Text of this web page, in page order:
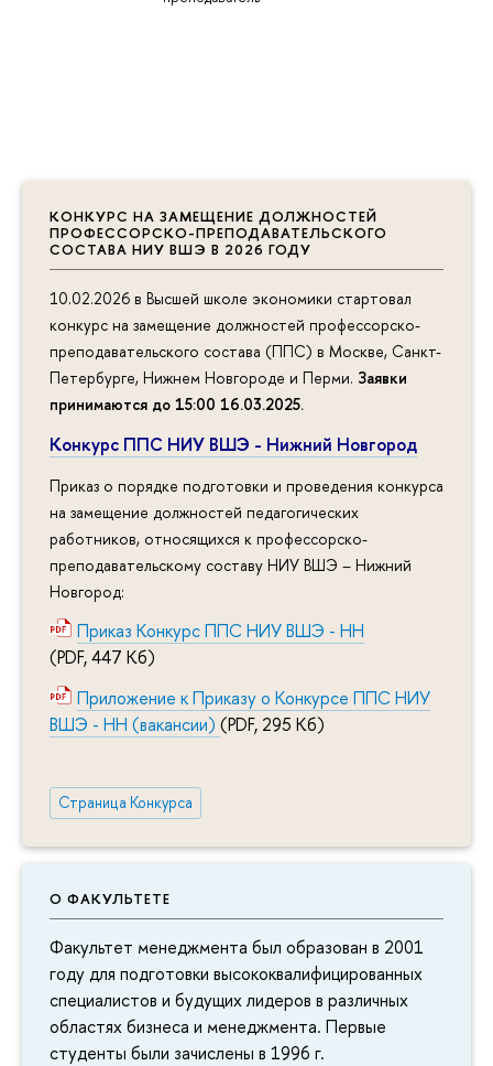
КОНКУРС НА ЗАМЕЩЕНИЕ ДОЛЖНОСТЕЙ
ПРОФЕССОРСКО-ПРЕПОДАВАТЕЛЬСКОГО
СОСТАВА НИУ ВШЭ В 2026 ГОДУ
10.02.2026 в Высшей школе экономики стартовал
конкурс на замещение должностей профессорско-
преподавательского состава (ППС) в Москве, Санкт-
Петербурге, Нижнем Новгороде и Перми. Заявки
принимаются до 15:00 16.03.2025.
Конкурс ППС НИУ ВШЭ - Нижний Новгород
Приказ о порядке подготовки и проведения конкурса
на замещение должностей педагогических
работников, относящихся к профессорско-
преподавательскому составу НИУ ВШЭ – Нижний
Новгород:
Приказ Конкурс ППС НИУ ВШЭ - НН
(PDF, 447 Кб)
Приложение к Приказу о Конкурсе ППС НИУ
ВШЭ - НН (вакансии) (PDF, 295 Кб)
Страница Конкурса
О ФАКУЛЬТЕТЕ
Факультет менеджмента был образован в 2001
году для подготовки высококвалифицированных
специалистов и будущих лидеров в различных
областях бизнеса и менеджмента. Первые
студенты были зачислены в 1996 г.